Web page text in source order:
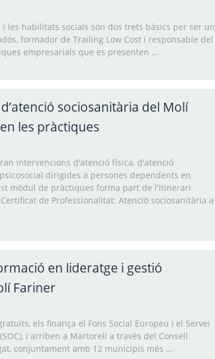
i les habilitats socials són dos trets bàsics per ser un
formador de Trailing Low Cost i responsable del
empresarials que es presenten …
sociosanitària del Molí
les pràctiques
intervencions d'atenció física, d'atenció
dirigides a persones dependents en
mòdul de pràctiques forma part de l'itinerari
de Professionalitat: Atenció sociosanitària a
en lideratge i gestió
Fariner
els finança el Fons Social Europeu i el Servei
i arriben a Martorell a través del Consell
conjuntament amb 12 municipis més …